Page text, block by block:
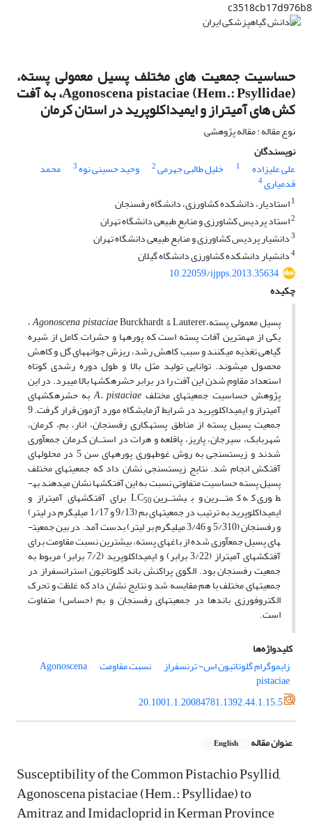
c3518cb17d976b8
حساسیت جمعیت های مختلف پسیل معمولی پسته،
Agonoscena pistaciae (Hem.: Psyllidae)، به آفت
کش های آمیتراز و ایمیداکلوپرید در استان کرمان
نوع مقاله : مقاله پژوهشی
نویسندگان
علی علیزاده
1 خلیل طالبی جهرمی2 وحید حسینی نوه3 محمد
قدمیاری4
1استادیار، دانشکده کشاورزی، دانشگاه رفسنجان
2استاد پردیس کشاورزی و منابع طبیعی دانشگاه تهران
3دانشیار پردیس کشاورزی و منابع طبیعی دانشگاه تهران
4دانشیار دانشکده کشاورزی دانشگاه گیلان
10.22059/ijpps.2013.35634
چکیده
پسیل معمولی پسته،
Agonoscena pistaciaeBurckhardt & Lauterer ،
یکی از مهمترین آفات پسته است که پوره­ها و حشرات کامل از شیره
گیاهی تغذیه می­کنند و سبب کاهش رشد، ریزش جوانه­های گل و کاهش
محصول می­شوند. توانایی تولید مثل بالا و طول دوره رشدی کوتاه
استعداد مقاوم شدن این آفت را در برابر حشره­کش­ها بالا می­برد. در این
پژوهش حساسیت جمعیت­های مختلف A. pistaciaeبه حشره­کش­های
آمیتراز و ایمیداکلوپرید در شرایط آزمایشگاه مورد آزمون قرار گرفت. 9
جمعیت پسیل پسته از مناطق پسته­کاری رفسنجان، انار، بم، کرمان،
شهربابک، سیرجان، پاریز، پاقلعه و هرات در استــان کـرمان جمع­آوری
شدند و زیست­سنجی به روش غوطه­وری پوره­های سن 5 در محلول­های
آفت­کش انجام شد. نتایج زیست­سنجی نشان داد که جمعیت­های مختلف
پسیل پسته حساسیت متفاوتی نسبت به این آفت­کش­ها نشان می­دهند به­
طوری که کمتـــرین و بیشتــرین LC50 برای آفت­کش­های آمیتراز و
ایمیداکلوپرید به ترتیب در جمعیت­های بم (9/13 و 1/17 میلی­گرم در لیتر)
و رفسنجان (5/310 و 3/46 میلی­گرم بر لیتر) بدست­ آمد. در بین جمعیت­
های پسیل جمع­آوری شده از باغ­های پسته، بیشترین نسبت مقاومت برای
آفت­کش­های آمیتراز (3/22 برابر) و ایمیداکلوپرید (7/2 برابر) مربوط به
جمعیت رفسنجان بود. الگوی پراکنش باند گلوتاتیون اس­ترانسفراز در
جمعیت­های مختلف با هم مقایسه شد و نتایج نشان داد که غلظت و تحرک
الکتروفورزی باندها در جمعیت­های رفسنجان و بم (حساس) متفاوت
است.
کلیدواژه‌ها
زایموگرام گلوتاتیون اس- ترنسفراز
نسبت مقاومت Agonoscena
pistaciae
20.1001.1.20084781.1392.44.1.15.5
عنوان مقاله English
Susceptibility of the Common Pistachio Psyllid,
Agonoscena pistaciae (Hem.: Psyllidae) to
Amitraz and Imidacloprid in Kerman Province